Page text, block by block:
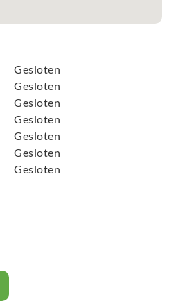
Gesloten
Gesloten
Gesloten
Gesloten
Gesloten
Gesloten
Gesloten